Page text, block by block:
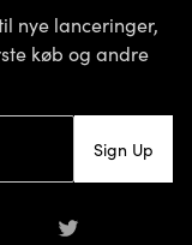
nye lanceringer,
køb og andre
Sign Up
Twitter